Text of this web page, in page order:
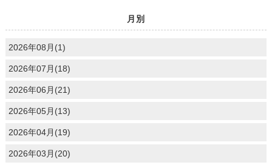
月別
2026年08月(1)
2026年07月(18)
2026年06月(21)
2026年05月(13)
2026年04月(19)
2026年03月(20)